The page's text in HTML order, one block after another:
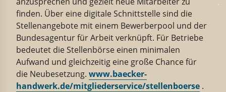
finden. Über eine digitale Schnitt­stelle sind die
Stellen­an­gebote mit einem Bewer­berpool und der
Bundes­agentur für Arbeit verknüpft. Für Betriebe
bedeutet die Stellen­börse einen minimalen
Aufwand und gleich­zeitig eine große Chance für
die Neube­setzung. www.baecker­
handwerk.de/mitglie­der­service/stellen­boerse .